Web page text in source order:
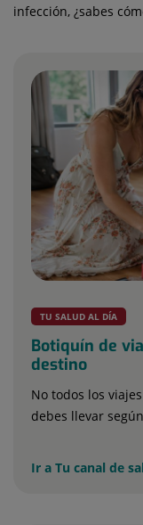
infección, ¿sabes
TU SALUD AL DÍA
Botiquín de
destino
No todos los
debes llevar
Ir a Tu canal de